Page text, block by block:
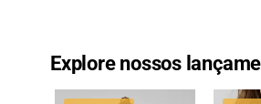
Explore nossos